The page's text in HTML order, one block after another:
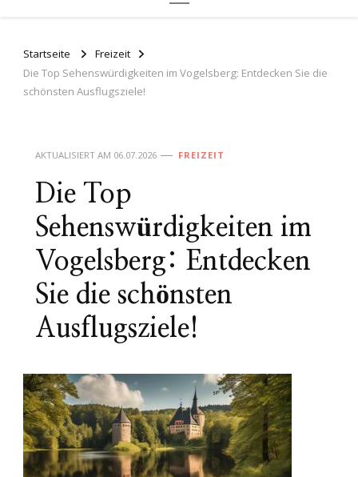
Startseite
Freizeit
Die Top Sehenswürdigkeiten im Vogelsberg: Entdecken Sie die
schönsten Ausflugsziele!
AKTUALISIERT AM 06.07.2026 FREIZEIT
Die Top
Sehenswürdigkeiten im
Vogelsberg: Entdecken
Sie die schönsten
Ausflugsziele!